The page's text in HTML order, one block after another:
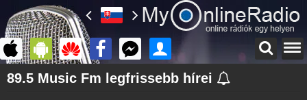
Főoldal
myonlineradio.hu
89.5 Music Fm legfrissebb hírei